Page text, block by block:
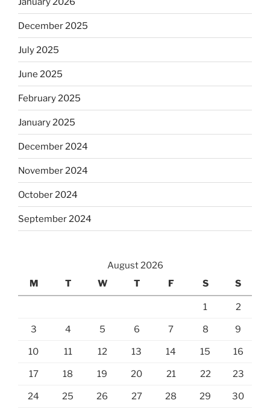
December 2025
July 2025
June 2025
February 2025
January 2025
December 2024
November 2024
October 2024
September 2024
August 2026
M
T W T F S S
1 2
3 4 5 6 7 8 9
10 11 12 13 14 15 16
17 18 19 20 21 22 23
24 25 26 27 28 29 30